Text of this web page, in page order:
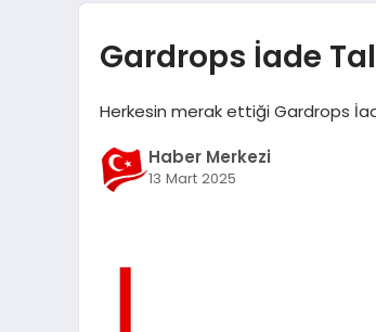
Gardrops İade
Herkesin merak ettiği Gardrops
Haber Merkezi
13 Mart 2025